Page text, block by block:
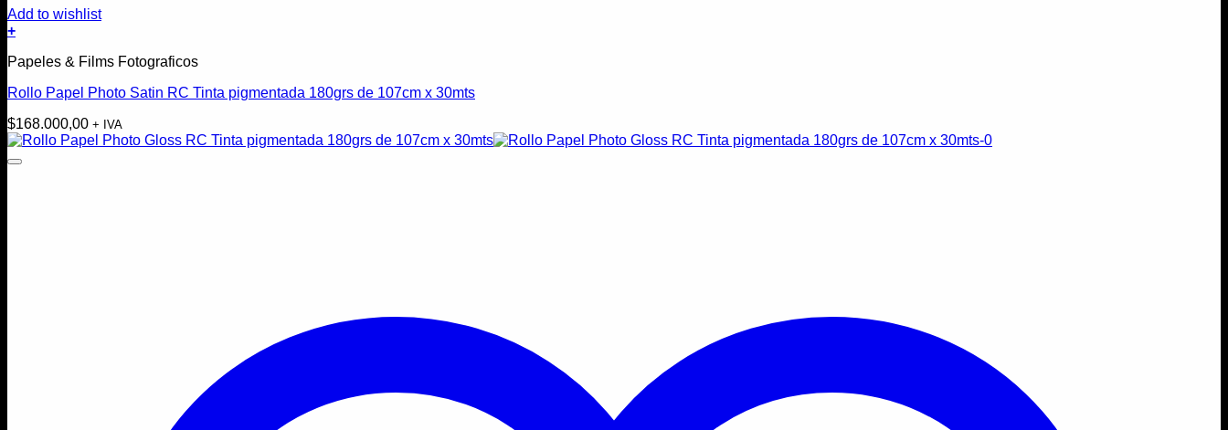
Add to wishlist
+
Papeles & Films Fotograficos
Rollo Papel Photo Satin RC Tinta pigmentada 180grs de 107cm x 30mts
$168.000,00 + IVA